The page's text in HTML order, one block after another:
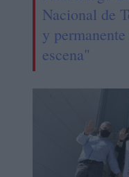
Nacional de
y
escena"